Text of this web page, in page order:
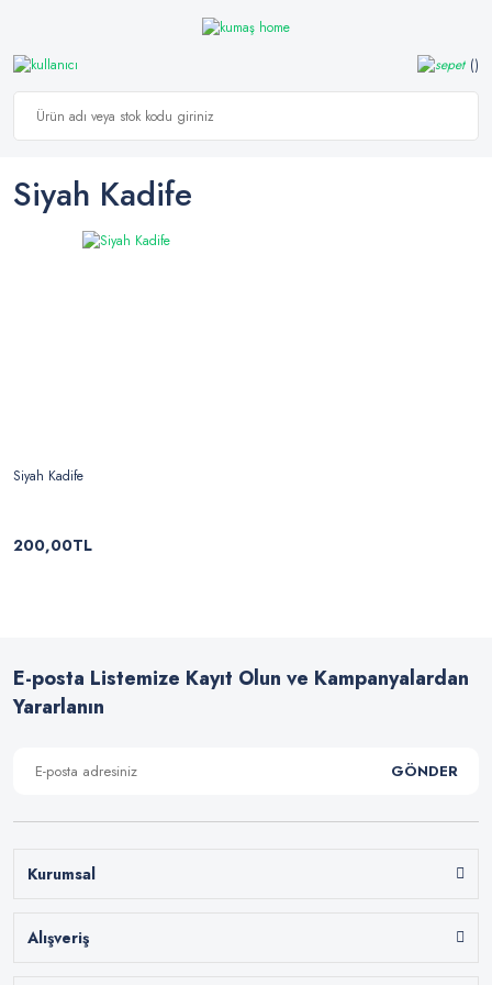
Siyah Kadife
Siyah Kadife
200,00TL
E-posta Listemize Kayıt Olun ve Kampanyalardan
Yararlanın
GÖNDER
Kurumsal
Alışveriş